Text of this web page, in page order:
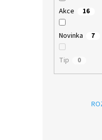
Akce 16
Novinka 7
Tip 0